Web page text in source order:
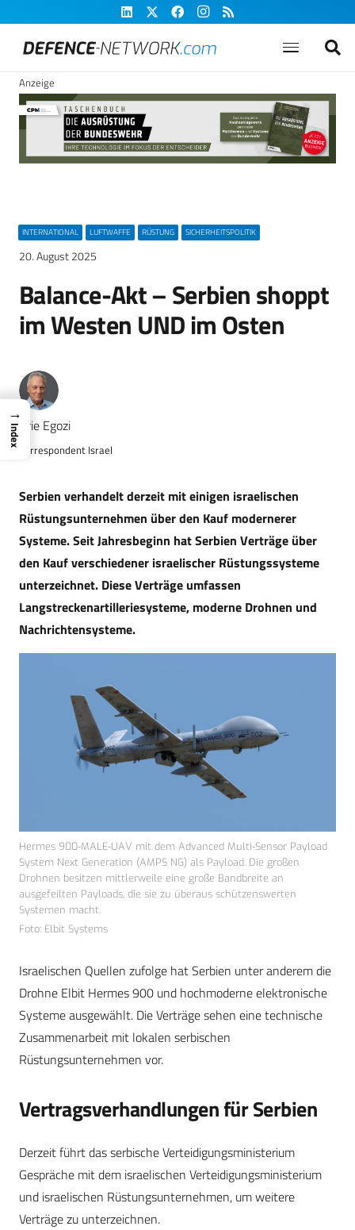
Anzeige
INTERNATIONAL LUFTWAFFE RÜSTUNG SICHERHEITSPOLITIK
20. August 2025
Balance-Akt – Serbien shoppt
im Westen UND im Osten
Arie Egozi
Korrespondent Israel
Serbien verhandelt derzeit mit einigen israelischen
Rüstungsunternehmen über den Kauf modernerer
Systeme. Seit Jahresbeginn hat Serbien Verträge über
den Kauf verschiedener israelischer Rüstungssysteme
unterzeichnet. Diese Verträge umfassen
Langstreckenartilleriesysteme, moderne Drohnen und
Nachrichtensysteme.
Hermes 900-MALE-UAV mit dem Advanced Multi-Sensor Payload
System Next Generation (AMPS NG) als Payload. Die großen
Drohnen besitzen mittlerweile eine große Bandbreite an
ausgefeilten Payloads, die sie zu überaus schützenswerten
Systemen macht.
Foto: Elbit Systems
Israelischen Quellen zufolge hat Serbien unter anderem die
Drohne Elbit Hermes 900 und hochmoderne elektronische
Systeme ausgewählt. Die Verträge sehen eine technische
Zusammenarbeit mit lokalen serbischen
Rüstungsunternehmen vor.
Vertragsverhandlungen für Serbien
Derzeit führt das serbische Verteidigungsministerium
Gespräche mit dem israelischen Verteidigungsministerium
und israelischen Rüstungsunternehmen, um weitere
Verträge zu unterzeichnen.
→
Index